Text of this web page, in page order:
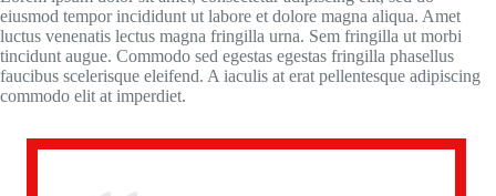
eiusmod tempor incididunt ut labore et dolore magna aliqua. Amet
luctus venenatis lectus magna fringilla urna. Sem fringilla ut morbi
tincidunt augue. Commodo sed egestas egestas fringilla phasellus
faucibus scelerisque eleifend. A iaculis at erat pellentesque adipiscing
commodo elit at imperdiet.